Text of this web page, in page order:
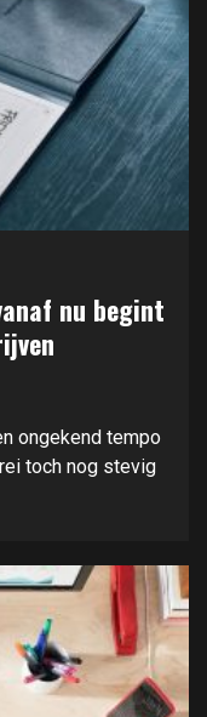
nu begint
ongekend tempo
toch nog stevig